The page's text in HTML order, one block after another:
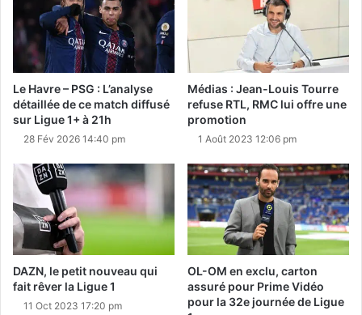
Le Havre – PSG : L’analyse
détaillée de ce match diffusé
sur Ligue 1+ à 21h
28 Fév 2026 14:40 pm
Médias : Jean-Louis Tourre
refuse RTL, RMC lui offre une
promotion
1 Août 2023 12:06 pm
DAZN, le petit nouveau qui
fait rêver la Ligue 1
11 Oct 2023 17:20 pm
OL-OM en exclu, carton
assuré pour Prime Vidéo
pour la 32e journée de Ligue